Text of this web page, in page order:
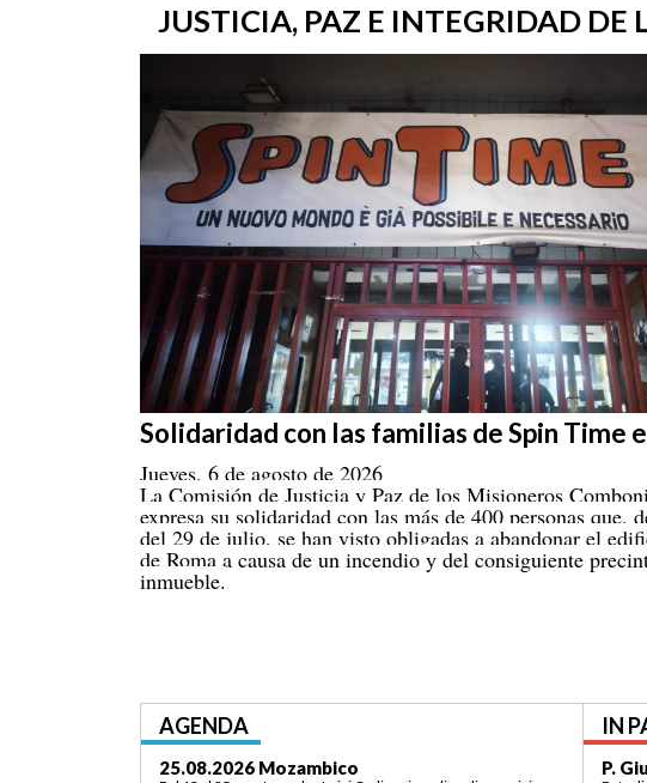
JUSTICIA, PAZ E INTEGRIDAD DE
Solidaridad con las familias de Spin Time
Jueves, 6 de agosto de 2026
La Comisión de Justicia y Paz de los Misioneros
expresa su solidaridad con las más de 400 personas que,
del 29 de julio, se han visto obligadas a abandonar el
de Roma a causa de un incendio y del consiguiente
inmueble.
AGENDA
03.09.2026 Lomé/Togo
IN
P. Giuseppe Brunelli
XVII Domingo del Tiempo